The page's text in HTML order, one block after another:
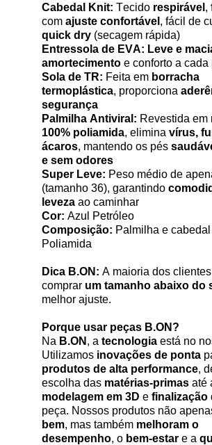
Cabedal
Knit: Tecido respirável ,
com ajuste confortável , fácil de
quick dry (secagem rápida)
Entressola de EVA: Leve e
amortecimento e conforto a cada
Sola de TR: Feita em borracha
termoplástica, proporciona
segurança
Palmilha Antiviral: Revestida em
100% poliamida, elimina vírus,
ácaros, mantendo os pés
e sem odores
Super Leve: Peso médio de
(tamanho 36), garantindo
leveza ao caminhar
Cor: Azul Petróleo
Composição: Palmilha e
Poliamida
Dica B.ON : A maioria dos
comprar um tamanho abaixo do
melhor ajuste.
Porque usar peças B.ON?
Na B.ON , a tecnologia está no
Utilizamos inovações de ponta
produtos de alta performance,
escolha das matérias-primas até
modelagem em 3D e finalização
peça. Nossos produtos não
bem, mas também melhoram o
desempenho, o bem-estar e a